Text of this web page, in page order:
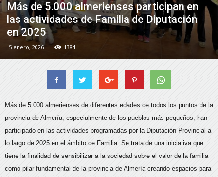
Más de 5.000 almerienses participan en
las actividades de Familia de Diputación
en 2025
5 enero, 2026 1384
Más de 5.000 almerienses de diferentes edades de todos los puntos de la
provincia de Almería, especialmente de los pueblos más pequeños, han
participado en las actividades programadas por la Diputación Provincial a
lo largo de 2025 en el ámbito de Familia. Se trata de una iniciativa que
tiene la finalidad de sensibilizar a la sociedad sobre el valor de la familia
como pilar fundamental de la provincia de Almería creando espacios para